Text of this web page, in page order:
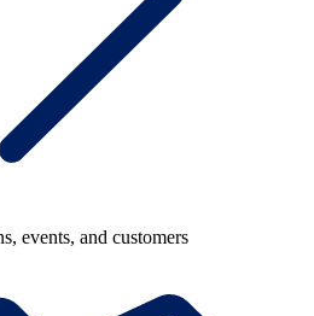
events, and customers